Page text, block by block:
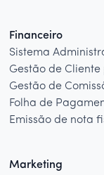
Financeiro
Sistema
Gestão de
Gestão de
Folha de
Emissão de nota
Marketing